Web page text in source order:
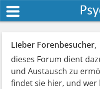
Lieber Forenbesucher,
dieses Forum dient
und Austausch zu
findet sie hier, und